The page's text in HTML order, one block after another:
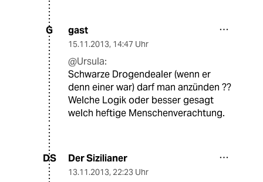
G gast
15.11.2013, 14:47 Uhr
@Ursula:
Schwarze Drogendealer (wenn er
denn einer war) darf man anzünden ??
Welche Logik oder besser gesagt
welch heftige Menschenverachtung.
DS Der Sizilianer
13.11.2013, 22:23 Uhr